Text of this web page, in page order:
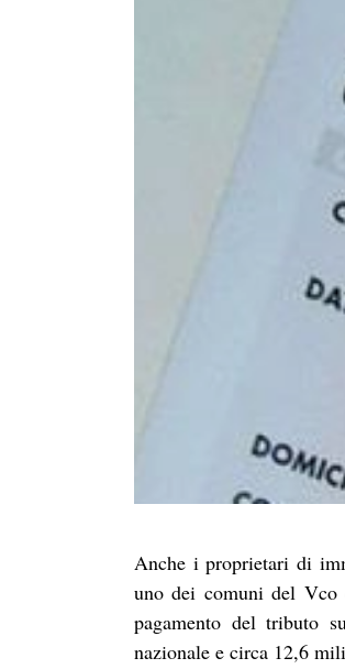
Anche i proprietari di
uno dei comuni del Vco
pagamento del tributo
nazionale e circa 12,6